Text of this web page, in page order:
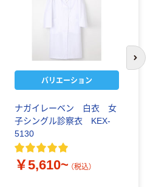
バリエーション
ナガイレーベン 白衣 女
子シングル診察衣 KEX-
5130
￥5,610~ （税込）
次